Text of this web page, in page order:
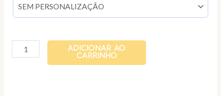
ADICIONAR AO
CARRINHO